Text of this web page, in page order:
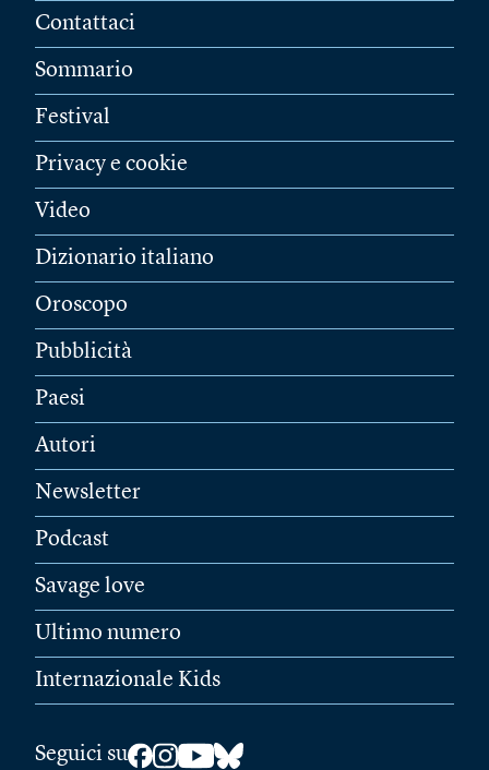
Contattaci
Sommario
Festival
Privacy e cookie
Video
Dizionario italiano
Oroscopo
Pubblicità
Paesi
Autori
Newsletter
Podcast
Savage love
Ultimo numero
Internazionale Kids
Seguici su